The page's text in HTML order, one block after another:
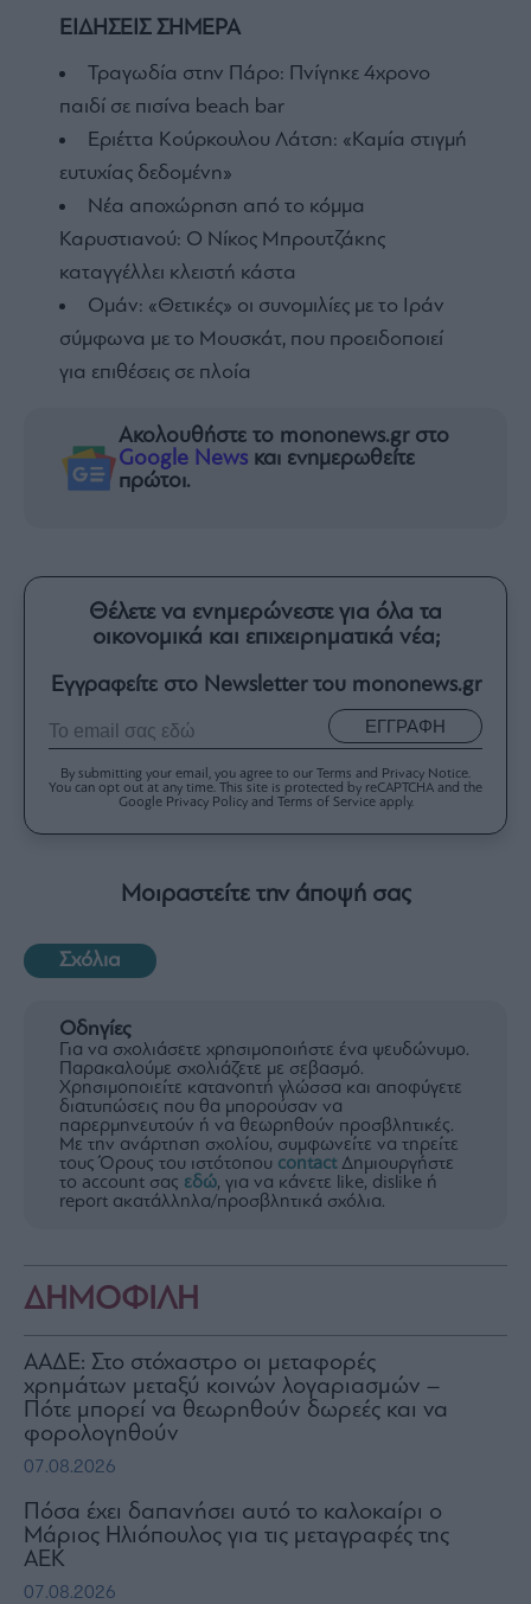
ΕΙΔΗΣΕΙΣ ΣΗΜΕΡΑ
Τραγωδία στην Πάρο: Πνίγηκε 4χρονο
παιδί σε πισίνα beach bar
Εριέττα Κούρκουλου Λάτση: «Καμία στιγμή
ευτυχίας δεδομένη»
Νέα αποχώρηση από το κόμμα
Καρυστιανού: Ο Νίκος Μπρουτζάκης
καταγγέλλει κλειστή κάστα
Ομάν: «Θετικές» οι συνομιλίες με το Ιράν
σύμφωνα με το Μουσκάτ, που προειδοποιεί
για επιθέσεις σε πλοία
Ακολουθήστε το mononews.gr στο
Google News και ενημερωθείτε
πρώτοι.
Θέλετε να ενημερώνεστε για όλα τα
οικονομικά και επιχειρηματικά νέα;
Εγγραφείτε στο Newsletter του mononews.gr
ΕΓΓΡΑΦΗ
By submitting your email, you agree to our Terms and Privacy Notice.
You can opt out at any time. This site is protected by reCAPTCHA and the
Google Privacy Policy and Terms of Service apply.
Μοιραστείτε την άποψή σας
Σχόλια
Οδηγίες
Για να σχολιάσετε χρησιμοποιήστε ένα ψευδώνυμο.
Παρακαλούμε σχολιάζετε με σεβασμό.
Χρησιμοποιείτε κατανοητή γλώσσα και αποφύγετε
διατυπώσεις που θα μπορούσαν να
παρερμηνευτούν ή να θεωρηθούν προσβλητικές.
Με την ανάρτηση σχολίου, συμφωνείτε να τηρείτε
τους Όρους του ιστότοπου contactΔημιουργήστε
το account σας εδώ, για να κάνετε like, dislike ή
report ακατάλληλα/προσβλητικά σχόλια.
ΔΗΜΟΦΙΛΗ
ΑΑΔΕ: Στο στόχαστρο οι μεταφορές
χρημάτων μεταξύ κοινών λογαριασμών –
Πότε μπορεί να θεωρηθούν δωρεές και να
φορολογηθούν
07.08.2026
Πόσα έχει δαπανήσει αυτό το καλοκαίρι ο
Μάριος Ηλιόπουλος για τις μεταγραφές της
ΑΕΚ
07.08.2026